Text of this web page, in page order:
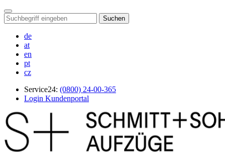
Suchen
de
at
en
pt
cz
Service24: (0800) 24-00-365
Login Kundenportal